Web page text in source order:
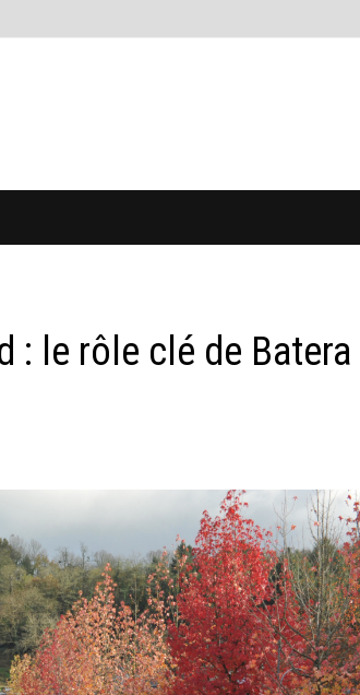
: le rôle clé de Batera